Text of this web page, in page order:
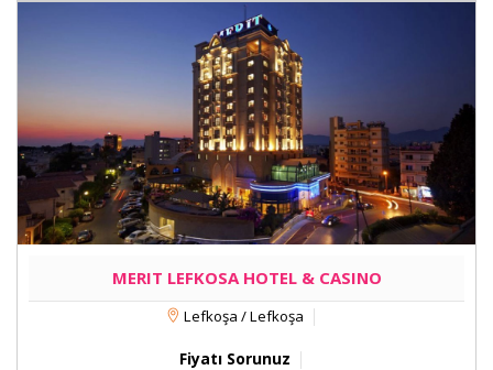
MERIT LEFKOSA HOTEL & CASINO
Lefkoşa / Lefkoşa
Fiyatı Sorunuz